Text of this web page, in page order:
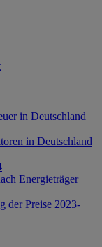
in Deutschland
in Deutschland
Energieträger
der Preise 2023-